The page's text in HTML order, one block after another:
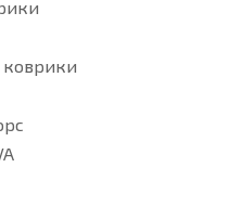
коврики